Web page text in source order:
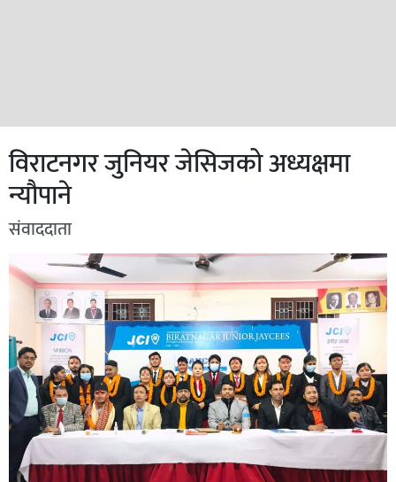
विराटनगर जुनियर जेसिजको अध्यक्षमा
न्यौपाने
संवाददाता